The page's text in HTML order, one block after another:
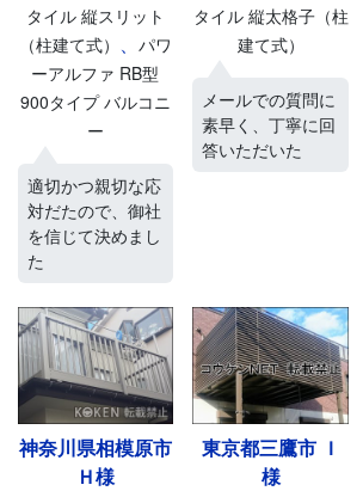
タイル 縦スリット
（柱建て式） 、 パワ
ーアルファ RB型
900タイプ バルコニ
ー
適切かつ親切な応
対だたので、御社
を信じて決めまし
た
タイル 縦太格子（柱
建て式）
メールでの質問に
素早く、丁寧に回
答いただいた
神奈川県相模原市
Ｈ様
東京都三鷹市 Ｉ
様